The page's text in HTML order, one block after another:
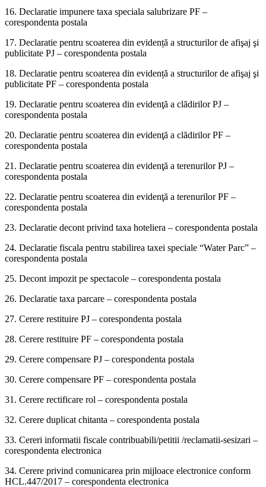
16. Declaratie impunere taxa speciala salubrizare PF –
corespondenta postala
17. Declaratie pentru scoaterea din evidență a structurilor de afişaj şi
publicitate PJ – corespondenta postala
18. Declaratie pentru scoaterea din evidență a structurilor de afişaj şi
publicitate PF – corespondenta postala
19. Declaratie pentru scoaterea din evidenţă a clădirilor PJ –
corespondenta postala
20. Declaratie pentru scoaterea din evidenţă a clădirilor PF –
corespondenta postala
21. Declaratie pentru scoaterea din evidenţă a terenurilor PJ –
corespondenta postala
22. Declaratie pentru scoaterea din evidenţă a terenurilor PF –
corespondenta postala
23. Declaratie decont privind taxa hoteliera – corespondenta postala
24. Declaratie fiscala pentru stabilirea taxei speciale “Water Parc” –
corespondenta postala
25. Decont impozit pe spectacole – corespondenta postala
26. Declaratie taxa parcare – corespondenta postala
27. Cerere restituire PJ – corespondenta postala
28. Cerere restituire PF – corespondenta postala
29. Cerere compensare PJ – corespondenta postala
30. Cerere compensare PF – corespondenta postala
31. Cerere rectificare rol – corespondenta postala
32. Cerere duplicat chitanta – corespondenta postala
33. Cereri informatii fiscale contribuabili/petitii /reclamatii-sesizari –
corespondenta electronica
34. Cerere privind comunicarea prin mijloace electronice conform
HCL.447/2017 – corespondenta electronica